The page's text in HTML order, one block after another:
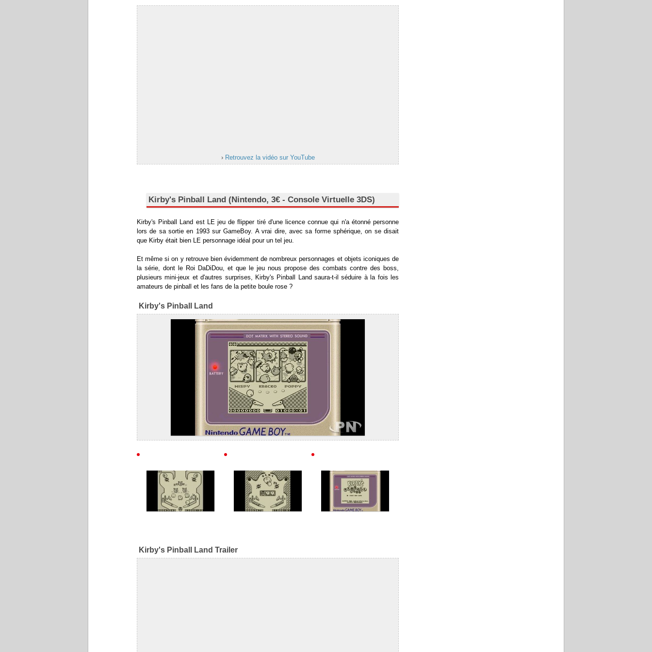
› Retrouvez la vidéo sur YouTube
Kirby's Pinball Land (Nintendo, 3€ - Console Virtuelle 3DS)
Kirby's Pinball Land est LE jeu de flipper tiré d'une licence connue qui n'a étonné personne
lors de sa sortie en 1993 sur GameBoy. A vrai dire, avec sa forme sphérique, on se disait
que Kirby était bien LE personnage idéal pour un tel jeu.
Et même si on y retrouve bien évidemment de nombreux personnages et objets iconiques de
la série, dont le Roi DaDiDou, et que le jeu nous propose des combats contre des boss,
plusieurs mini-jeux et d'autres surprises, Kirby's Pinball Land saura-t-il séduire à la fois les
amateurs de pinball et les fans de la petite boule rose ?
Kirby's Pinball Land
Kirby's Pinball Land Trailer